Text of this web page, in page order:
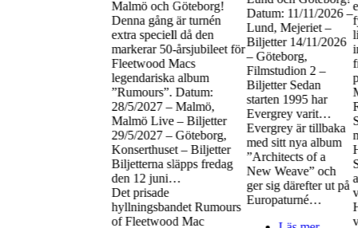
Malmö och Göteborg!
Denna gång är turnén
extra speciell då den
markerar 50-årsjubileet för
Fleetwood Macs
legendariska album
”Rumours”. Datum:
28/5/2027 – Malmö,
Malmö Live – Biljetter
29/5/2027 – Göteborg,
Konserthuset – Biljetter
Biljetterna släpps fredag
den 12 juni…
Det prisade
hyllningsbandet Rumours
of Fleetwood Mac
Datum: 11/11/2026 –
Lund, Mejeriet –
Biljetter 14/11/2026
– Göteborg,
Filmstudion 2 –
Biljetter Sedan
starten 1995 har
Evergrey varit…
Evergrey är tillbaka
med sitt nya album
”Architects of a
New Weave” och
ger sig därefter ut på
Europaturné…